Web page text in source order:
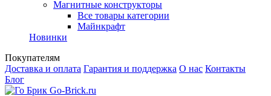
Магнитные конструкторы
Все товары категории
Майнкрафт
Новинки
Покупателям
Доставка и оплата Гарантия и поддержка О нас Контакты
Блог
Go-Brick.ru